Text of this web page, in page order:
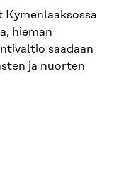
hieman
saadaan
ja nuorten